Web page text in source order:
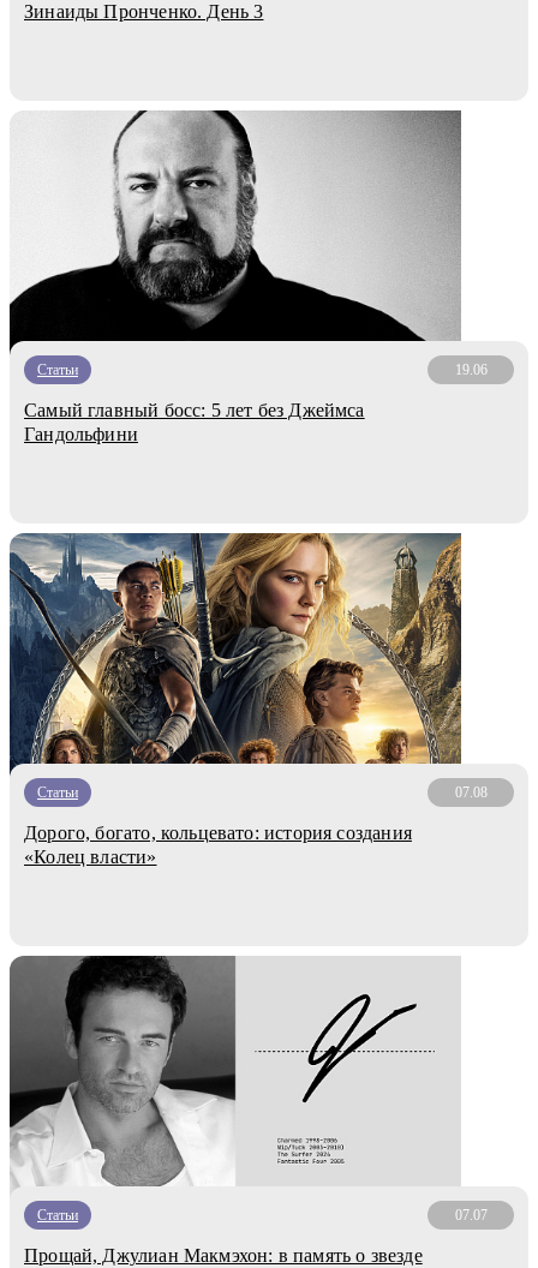
Зинаиды Пронченко. День 3
Статьи 19.06
Самый главный босс: 5 лет без Джеймса
Гандольфини
Статьи 07.08
Дорого, богато, кольцевато: история создания
«Колец власти»
Статьи 07.07
Прощай, Джулиан Макмэхон: в память о звезде